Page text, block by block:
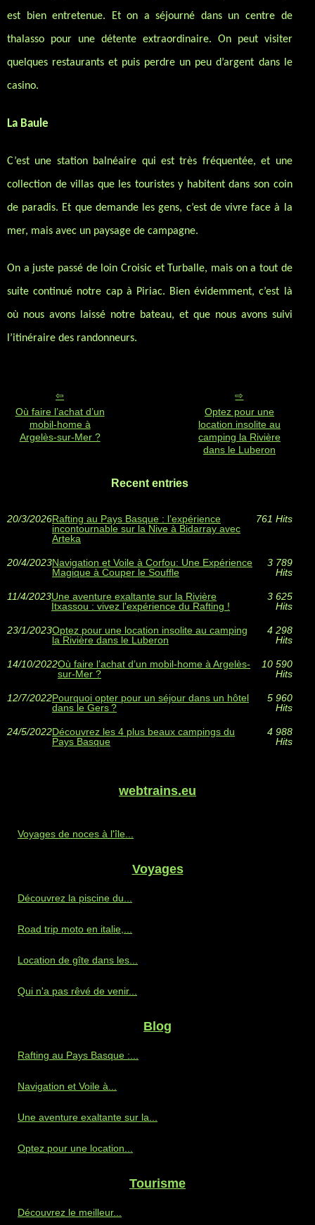
est bien entretenue. Et on a séjourné dans un centre de
thalasso pour une détente extraordinaire. On peut visiter
quelques restaurants et puis perdre un peu d’argent dans le
casino.
La Baule
C’est une station balnéaire qui est très fréquentée, et une
collection de villas que les touristes y habitent dans son coin
de paradis. Et que demande les gens, c’est de vivre face à la
mer, mais avec un paysage de campagne.
On a juste passé de loin Croisic et Turballe, mais on a tout de
suite continué notre cap à Piriac. Bien évidemment, c’est là
où nous avons laissé notre bateau, et que nous avons suivi
l’itinéraire des randonneurs.
Où faire l’achat d’un
mobil-home à
Argelès-sur-Mer ?
Optez pour une
location insolite au
camping la Rivière
dans le Luberon
Recent entries
20/3/2026Rafting au Pays Basque : l’expérience
incontournable sur la Nive à Bidarray avec
Arteka
761 Hits
20/4/2023Navigation et Voile à Corfou: Une Expérience
Magique à Couper le Souffle
3 789
Hits
11/4/2023Une aventure exaltante sur la Rivière
Itxassou : vivez l'expérience du Rafting !
3 625
Hits
23/1/2023Optez pour une location insolite au camping
la Rivière dans le Luberon
4 298
Hits
14/10/2022Où faire l’achat d’un mobil-home à Argelès-
sur-Mer ?
10 590
Hits
12/7/2022Pourquoi opter pour un séjour dans un hôtel
dans le Gers ?
5 960
Hits
24/5/2022Découvrez les 4 plus beaux campings du
Pays Basque
4 988
Hits
webtrains.eu
Voyages de noces à l'île...
Voyages
Découvrez la piscine du...
Road trip moto en italie,...
Location de gîte dans les...
Qui n'a pas rêvé de venir...
Blog
Rafting au Pays Basque :...
Navigation et Voile à...
Une aventure exaltante sur la...
Optez pour une location...
Tourisme
Découvrez le meilleur...